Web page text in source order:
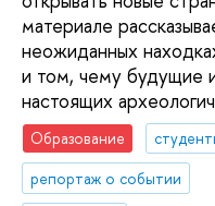
материале
неожиданных
и том, чему будущие
настоящих
Образование
репортаж о событии